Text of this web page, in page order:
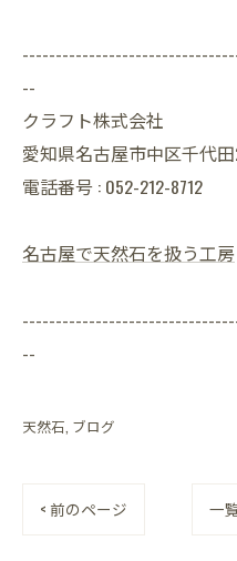
--
クラフト株式会社
愛知県名古屋市中区千代田
電話番号 : 052-212-8712
名古屋で天然石を扱う工房
--
天然石 ブログ
< 前のページ 一